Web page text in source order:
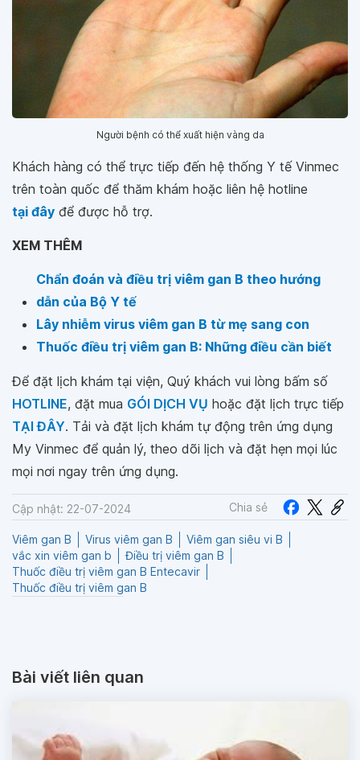
Người bệnh có thể xuất hiện vàng da
Khách hàng có thể trực tiếp đến hệ thống Y tế Vinmec
trên toàn quốc để thăm khám hoặc liên hệ hotline
tại đây để được hỗ trợ.
XEM THÊM
Chẩn đoán và điều trị viêm gan B theo hướng
dẫn của Bộ Y tế
Lây nhiễm virus viêm gan B từ mẹ sang con
Thuốc điều trị viêm gan B: Những điều cần biết
Để đặt lịch khám tại viện, Quý khách vui lòng bấm số
HOTLINE, đặt mua GÓI DỊCH VỤ hoặc đặt lịch trực tiếp
TẠI ĐÂY. Tải và đặt lịch khám tự động trên ứng dụng
My Vinmec để quản lý, theo dõi lịch và đặt hẹn mọi lúc
mọi nơi ngay trên ứng dụng.
Cập nhật: 22-07-2024 Chia sẻ
Viêm gan B Virus viêm gan B
Viêm gan siêu vi B
vắc xin viêm gan b
Điều trị viêm gan B
Thuốc điều trị viêm gan B Entecavir
Thuốc điều trị viêm gan B
Bài viết liên quan